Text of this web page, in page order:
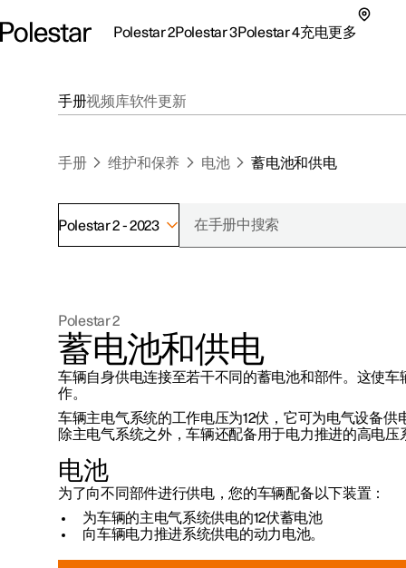
Polestar 2Polestar 3Polestar 4充电更多
联系我们
极星官方二手车
探索Polestar 3
联系我们
公共充电
家庭充电
车主服务
注册新闻
（在新窗
手册视频库软件更新
手册 维护和保养 电池 蓄电池和供电
Polestar 2 - 2023
Polestar 2
蓄电池和供电
车辆自身供电连接至若干不同的蓄电池和部件。这使车
作。
车辆主电气系统的工作电压为12伏，它可为电气设备供
除主电气系统之外，车辆还配备用于电力推进的高电压
电池
为了向不同部件进行供电，您的车辆配备以下装置：
为车辆的主电气系统供电的12伏蓄电池
向车辆电力推进系统供电的动力电池。